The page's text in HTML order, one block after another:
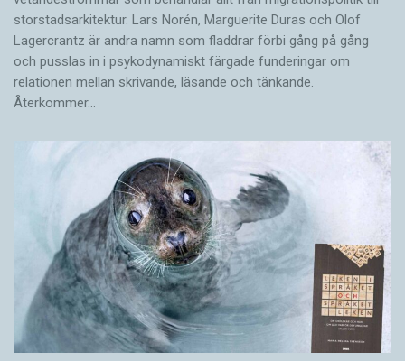
storstadsarkitektur. Lars Norén, Marguerite Duras och Olof
Lagercrantz är andra namn som fladdrar förbi gång på gång
och pusslas in i psykodynamiskt färgade funderingar om
relationen mellan skrivande, läsande och tänkande.
Återkommer…